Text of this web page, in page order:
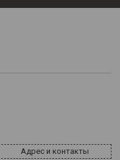
Адрес и контакты